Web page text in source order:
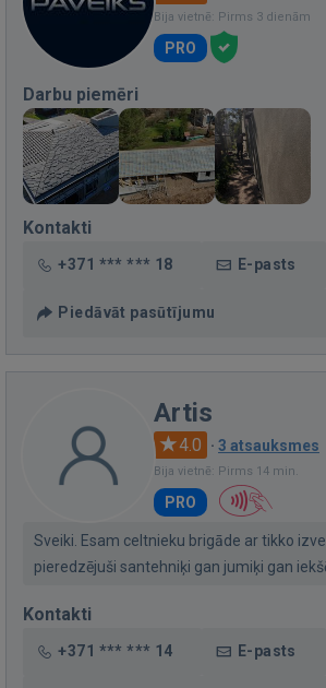
Bija vietnē: Pirms 3 dienām
PRO
Darbu piemēri
Kontakti
+371 *** *** 18 E-pasts
Piedāvāt pasūtījumu
Artis
4.0 · 3 atsauksmes
Bija vietnē: Pirms 14 min.
PRO
Sveiki. Esam celtnieku brigāde ar tikko
pieredzējuši santehniķi gan jumiķi gan
Kontakti
+371 *** *** 14 E-pasts